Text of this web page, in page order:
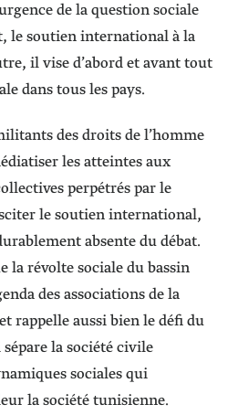
de la question sociale
le soutien international à la
il vise d’abord et avant tout
dans tous les pays.
des droits de l’homme
les atteintes aux
perpétrés par le
le soutien international,
absente du débat.
la révolte sociale du bassin
des associations de la
rappelle aussi bien le défi du
la société civile
sociales qui
la société tunisienne.